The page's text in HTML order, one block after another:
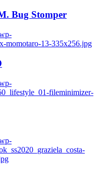
Bug Stomper
momotaro-13-335x256.jpg
fileminimizer-